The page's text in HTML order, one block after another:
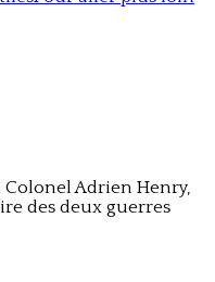
Adrien Henry,
des deux guerres